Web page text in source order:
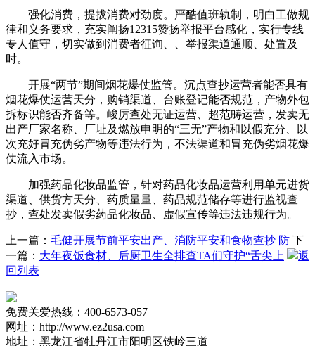
强化消费，提拔消费对劲度。严酷值班轨制，明白工做规
律和义务要求，充实阐扬12315赞扬举报平台感化，实行专线
专人值守，切实做到消费者征询、、举报渠道通顺、处置及
时。
开展“两节”期间烟花爆仗监管。沉点查抄运营者能否具有
烟花爆仗运营天分，购销渠道、台账登记能否规范，产物外包
拆标识能否齐备等。峻厉查处无证运营、超范畴运营，发卖无
出产厂家名称、厂址及燃放申明的“三无”产物和以假充分、以
次充好冒充伪劣产物等违法行为，不法渠道和冒充伪劣烟花爆
仗流入市场。
加强药品化妆品监管，针对药品化妆品运营利用单元进货
渠道、供货方天分、药质量量、药品规范储存等进行监视查
抄，查处发卖假劣药品化妆品、虚假宣传等违法违规行为。
上一篇： 毛健开展节前平安出产、消防平安和食物查抄 防 下
一篇： 大年夜饭食材、后厨卫生全排查TA们守护“舌尖上
返
回列表
免费关爱热线：400-6573-057
网址：http://www.ez2usa.com
地址：黑龙江省牡丹江市阳明区铁岭三道